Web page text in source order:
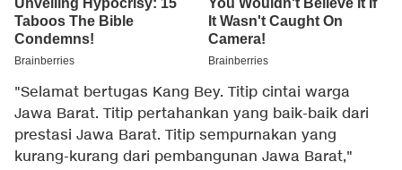
"Selamat bertugas Kang Bey. Titip cintai warga
Jawa Barat. Titip pertahankan yang baik-baik dari
prestasi Jawa Barat. Titip sempurnakan yang
kurang-kurang dari pembangunan Jawa Barat,"